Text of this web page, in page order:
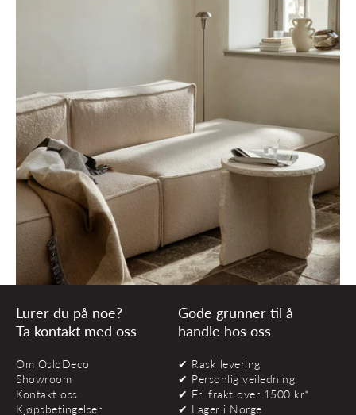
Lurer du på noe?
Ta kontakt med oss
Om OsloDeco
Showroom
Kontakt oss
Kjøpsbetingelser
Gode grunner til å
handle hos oss
✔ Rask levering
✔ Personlig veiledning
✔ Fri frakt over 1500 kr*
✔ Lager i Norge